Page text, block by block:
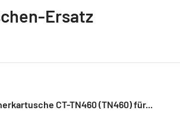
Ersatz
CT-TN460 (TN460) für...